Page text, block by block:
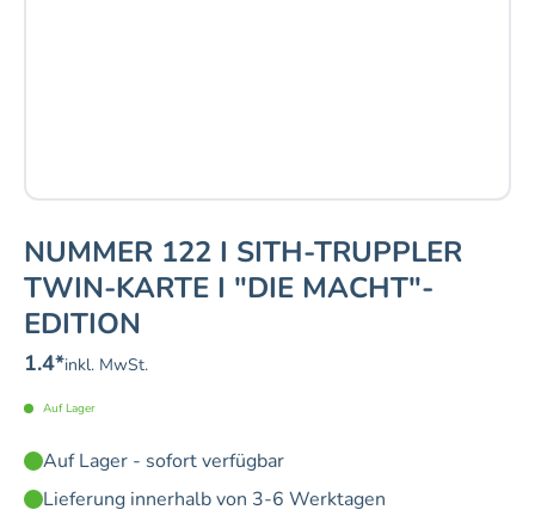
NUMMER 122 I SITH-TRUPPLER
TWIN-KARTE I "DIE MACHT"-
EDITION
1.4*inkl. MwSt.
Auf Lager
Auf Lager - sofort verfügbar
Lieferung innerhalb von 3-6 Werktagen